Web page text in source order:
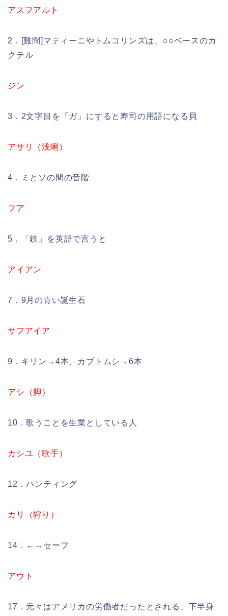
アスフアルト
2．[難問]マティーニやトムコリンズは、○○ベースのカ
クテル
ジン
3．2文字目を「ガ」にすると寿司の用語になる貝
アサリ（浅蜊）
4．ミとソの間の音階
フア
5．「鉄」を英語で言うと
アイアン
7．9月の青い誕生石
サフアイア
9．キリン→4本、カブトムシ→6本
アシ（脚）
10．歌うことを生業としている人
カシユ（歌手）
12．ハンティング
カリ（狩り）
14．←→セーフ
アウト
17．元々はアメリカの労働者だったとされる、下半身